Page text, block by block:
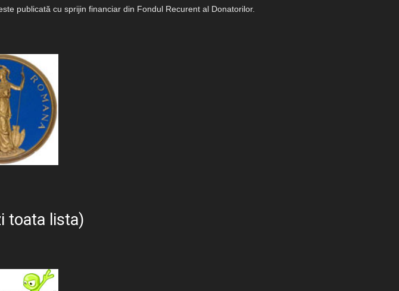
publicată cu sprijin financiar din Fondul Recurent al Donatorilor.
toata lista)